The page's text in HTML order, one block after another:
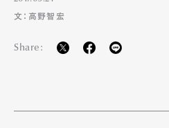
文：高野智宏
Share: